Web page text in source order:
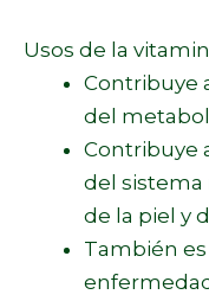
Usos de la
Contribuye
del
Contribuye
del sistema
de la piel y
También